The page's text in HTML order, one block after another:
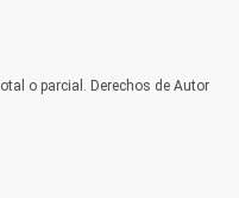
o parcial. Derechos de Autor